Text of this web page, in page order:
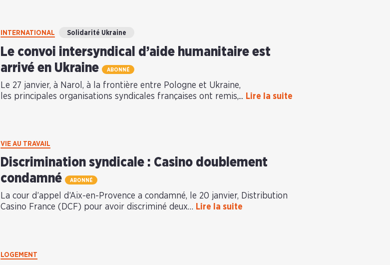
INTERNATIONAL Solidarité Ukraine
Le convoi intersyndical d’aide humanitaire est
arrivé en Ukraine
ABONNÉ
Le 27 janvier, à Narol, à la frontière entre Pologne et Ukraine,
les principales organisations syndicales françaises ont remis,... Lire la suite
VIE AU TRAVAIL
Discrimination syndicale : Casino doublement
condamné
ABONNÉ
La cour d’appel d’Aix-en-Provence a condamné, le 20 janvier, Distribution
Casino France (DCF) pour avoir discriminé deux… Lire la suite
LOGEMENT